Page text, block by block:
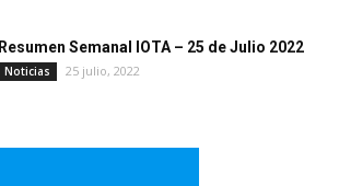
Resumen Semanal IOTA – 25 de Julio 2022
Noticias 25 julio, 2022